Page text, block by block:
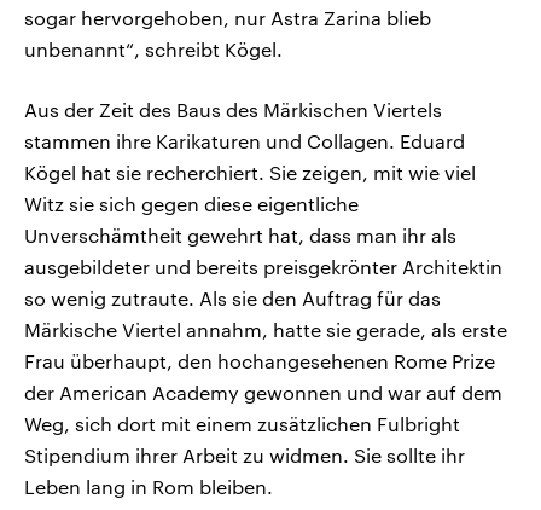
sogar hervorgehoben, nur Astra Zarina blieb
unbenannt“, schreibt Kögel.
Aus der Zeit des Baus des Märkischen Viertels
stammen ihre Karikaturen und Collagen. Eduard
Kögel hat sie recherchiert. Sie zeigen, mit wie viel
Witz sie sich gegen diese eigentliche
Unverschämtheit gewehrt hat, dass man ihr als
ausgebildeter und bereits preisgekrönter Architektin
so wenig zutraute. Als sie den Auftrag für das
Märkische Viertel annahm, hatte sie gerade, als erste
Frau überhaupt, den hochangesehenen Rome Prize
der American Academy gewonnen und war auf dem
Weg, sich dort mit einem zusätzlichen Fulbright
Stipendium ihrer Arbeit zu widmen. Sie sollte ihr
Leben lang in Rom bleiben.